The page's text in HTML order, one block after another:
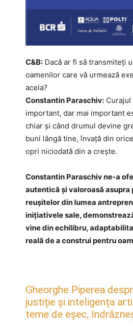
C&B: Dacă ar fi să transmiteți
oamenilor care vă urmează
acela?
Constantin Paraschiv: Curajul
important, dar mai important
chiar și când drumul devine
buni lângă tine, învață din
opri niciodată din a crește.
Constantin Paraschiv ne-a
autentică și valoroasă asupra
reușitelor din lumea
inițiativele sale,
vine din echilibru,
reală de a construi pentru
Gheorghe Piperea
justiție și inteligența
teme de eșec,